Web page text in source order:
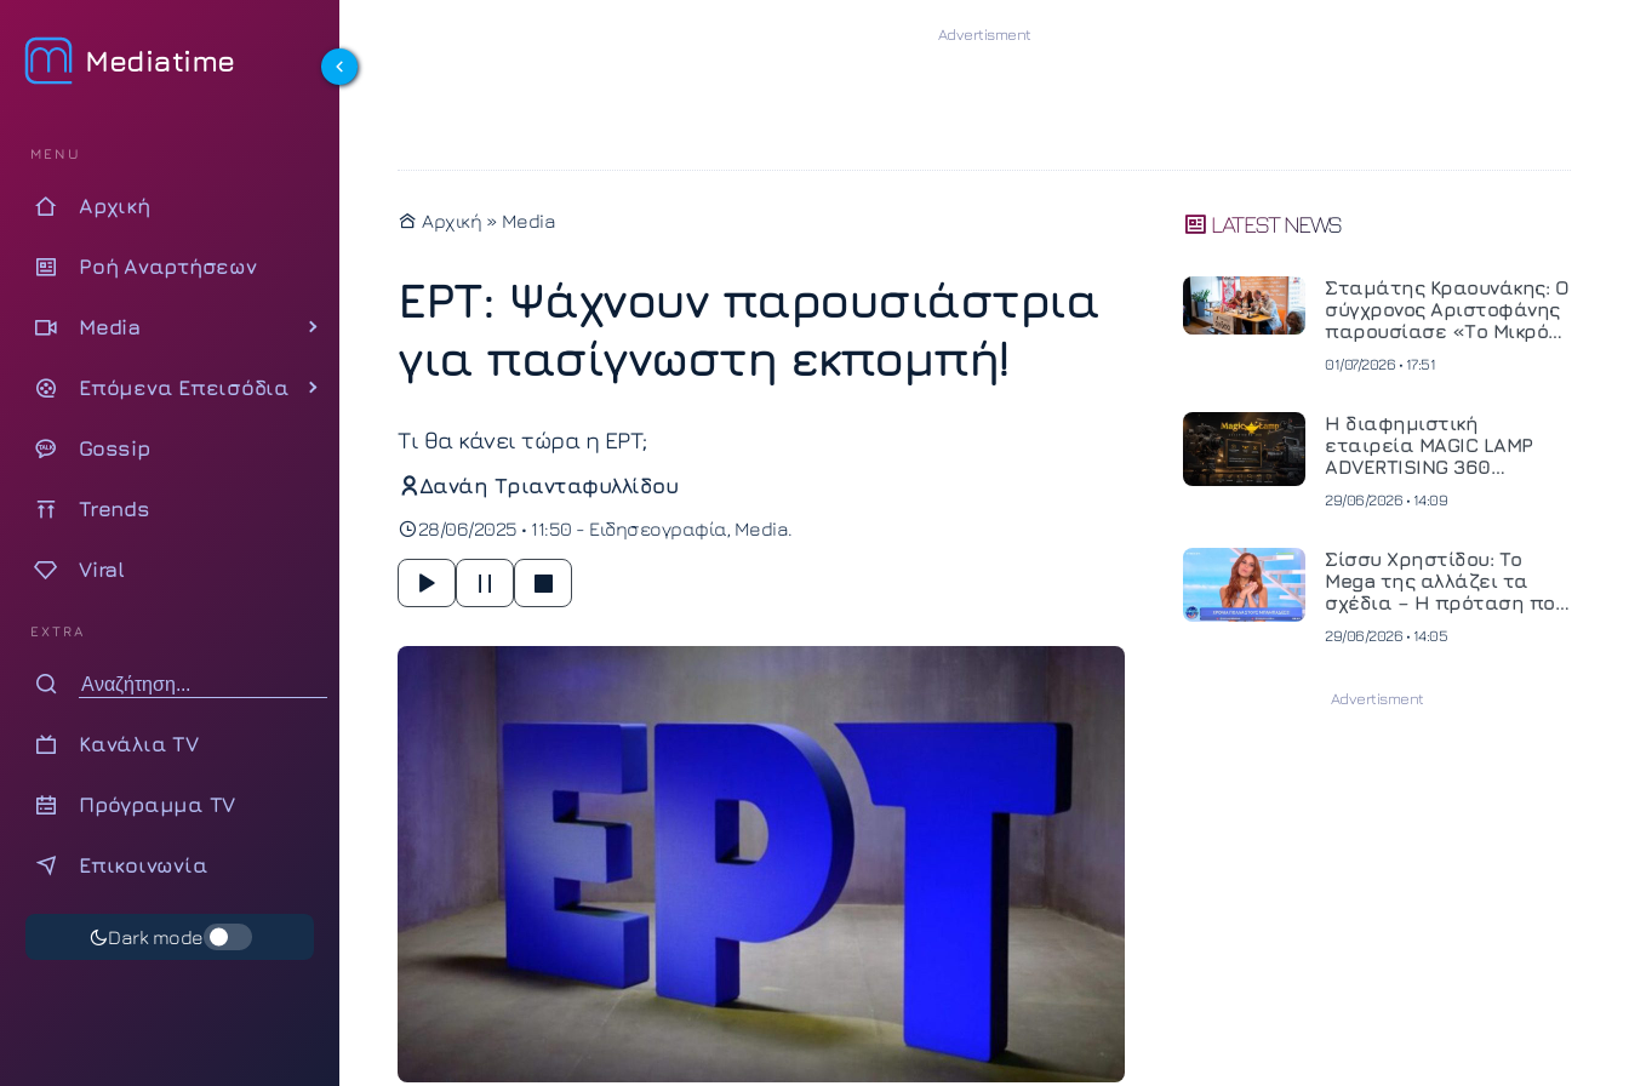
Mediatime
MENU
Αρχική
Ροή Αναρτήσεων
Media
Επόμενα Επεισόδια
Gossip
Trends
Viral
EXTRA
Κανάλια TV
Πρόγραμμα TV
Επικοινωνία
Dark mode
Αρχική » Media
ΕΡΤ: Ψάχνουν παρουσιάστρια
για πασίγνωστη εκπομπή!
Τι θα κάνει τώρα η ΕΡΤ;
Δανάη Τριανταφυλλίδου
28/06/2025 • 11:50 - Ειδησεογραφία Media
LATEST NEWS
Σταμάτης Κραουνάκης: Ο
σύγχρονος Αριστοφάνης
παρουσίασε «Το Μικρό
01/07/2026 • 17:51
Η διαφημιστική
εταιρεία MAGIC LAMP
ADVERTISING 360
κινηματογραφική
και ανεβάζει τον πήχη
στην παραγωγή
οπτικοακουστικού
περιεχομένου
29/06/2026 • 14:09
Σίσσυ Χρηστίδου: Το
Mega της αλλάζει τα
σχέδια – Η πρόταση που
29/06/2026 • 14:05